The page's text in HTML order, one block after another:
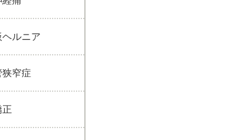
ルニア
狭窄症
正